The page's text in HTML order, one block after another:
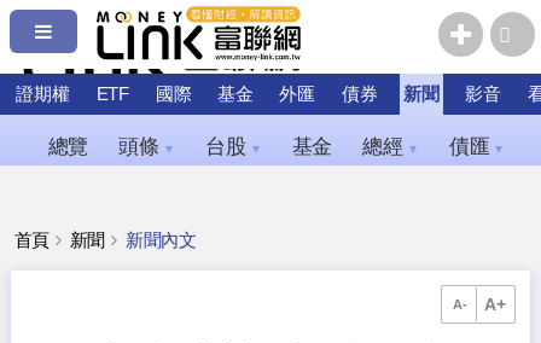
證期權 ETF 國際 基金 外匯 債券 新聞 影音
總覽 頭條 ▼ 台股 ▼ 基金 總經 ▼ 債匯 ▼
首頁 新聞 新聞內文
A- A+